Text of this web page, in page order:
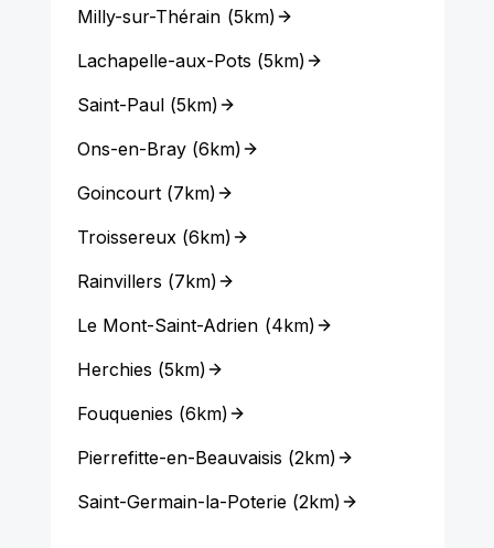
Milly-sur-Thérain (5km)
Lachapelle-aux-Pots (5km)
Saint-Paul(5km)
Ons-en-Bray(6km)
Goincourt(7km)
Troissereux(6km)
Rainvillers (7km)
Le Mont-Saint-Adrien (4km)
Herchies (5km)
Fouquenies (6km)
Pierrefitte-en-Beauvaisis (2km)
Saint-Germain-la-Poterie(2km)